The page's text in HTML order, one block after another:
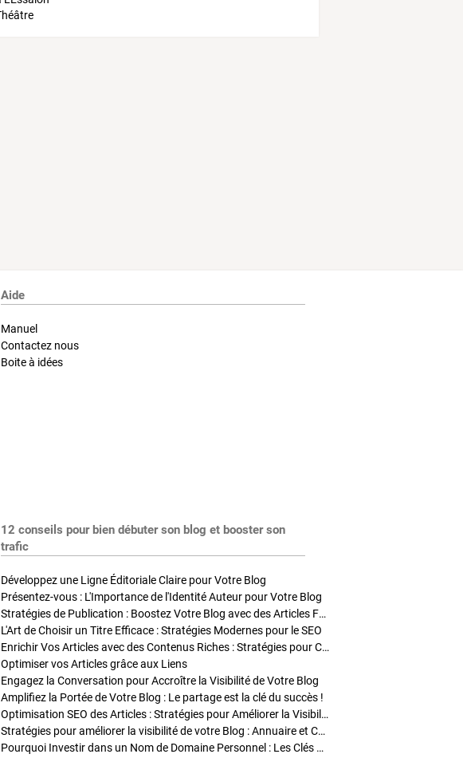
Aide
Manuel
Contactez nous
Boite à idées
12 conseils pour bien débuter son blog et booster son
trafic
Développez une Ligne Éditoriale Claire pour Votre Blog
Présentez-vous : L'Importance de l'Identité Auteur pour Votre Blog
Stratégies de Publication : Boostez Votre Blog avec des Articles Fréquents et Exclusifs
L'Art de Choisir un Titre Efficace : Stratégies Modernes pour le SEO
Enrichir Vos Articles avec des Contenus Riches : Stratégies pour Captiver et Optimiser
Optimiser vos Articles grâce aux Liens
Engagez la Conversation pour Accroître la Visibilité de Votre Blog
Amplifiez la Portée de Votre Blog : Le partage est la clé du succès !
Optimisation SEO des Articles : Stratégies pour Améliorer la Visibilité de Votre Blog
Stratégies pour améliorer la visibilité de votre Blog : Annuaire et Collaborations
Pourquoi Investir dans un Nom de Domaine Personnel : Les Clés de la Réussite de Votre Blog